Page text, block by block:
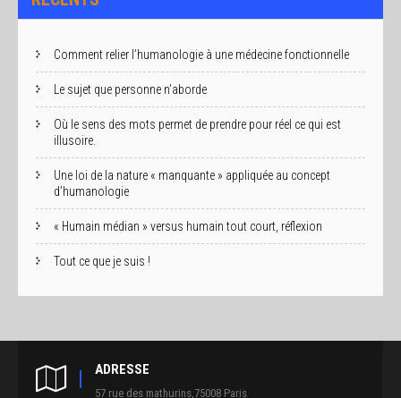
Comment relier l’humanologie à une médecine fonctionnelle
Le sujet que personne n’aborde
Où le sens des mots permet de prendre pour réel ce qui est
illusoire.
Une loi de la nature « manquante » appliquée au concept
d’humanologie
« Humain médian » versus humain tout court, réflexion
Tout ce que je suis !
ADRESSE
57 rue des mathurins,75008 Paris